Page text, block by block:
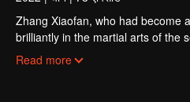
Zhang Xiaofan, who had become
brilliantly in the martial arts of the
During the journey, he and his
Read more